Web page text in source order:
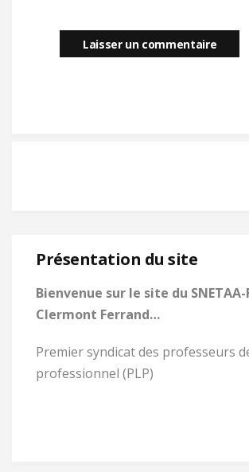
Présentation du site
Bienvenue sur le site du SNETAA-
Clermont Ferrand…
Premier syndicat des professeurs
professionnel (PLP)